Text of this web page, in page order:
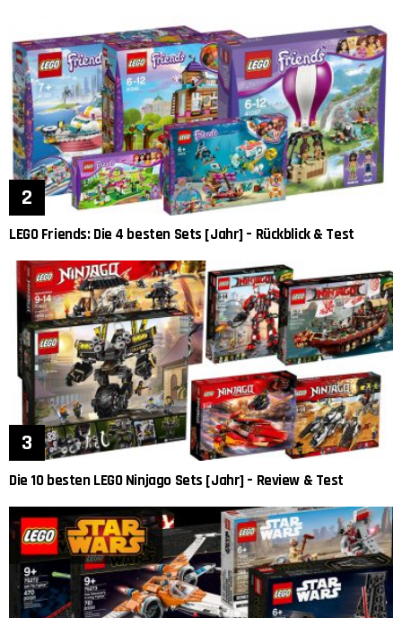
LEGO Friends: Die 4 besten Sets [Jahr] – Rückblick & Test
Die 10 besten LEGO Ninjago Sets [Jahr] – Review & Test